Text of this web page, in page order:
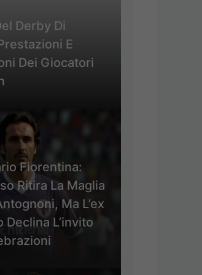
Derby Di
E
Dei Giocatori
Fiorentina:
Ritira La Maglia
Ma L’ex
Declina L’invito